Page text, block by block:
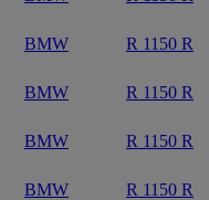
BMW R 1150 R
BMW R 1150 R
BMW R 1150 R
BMW R 1150 R